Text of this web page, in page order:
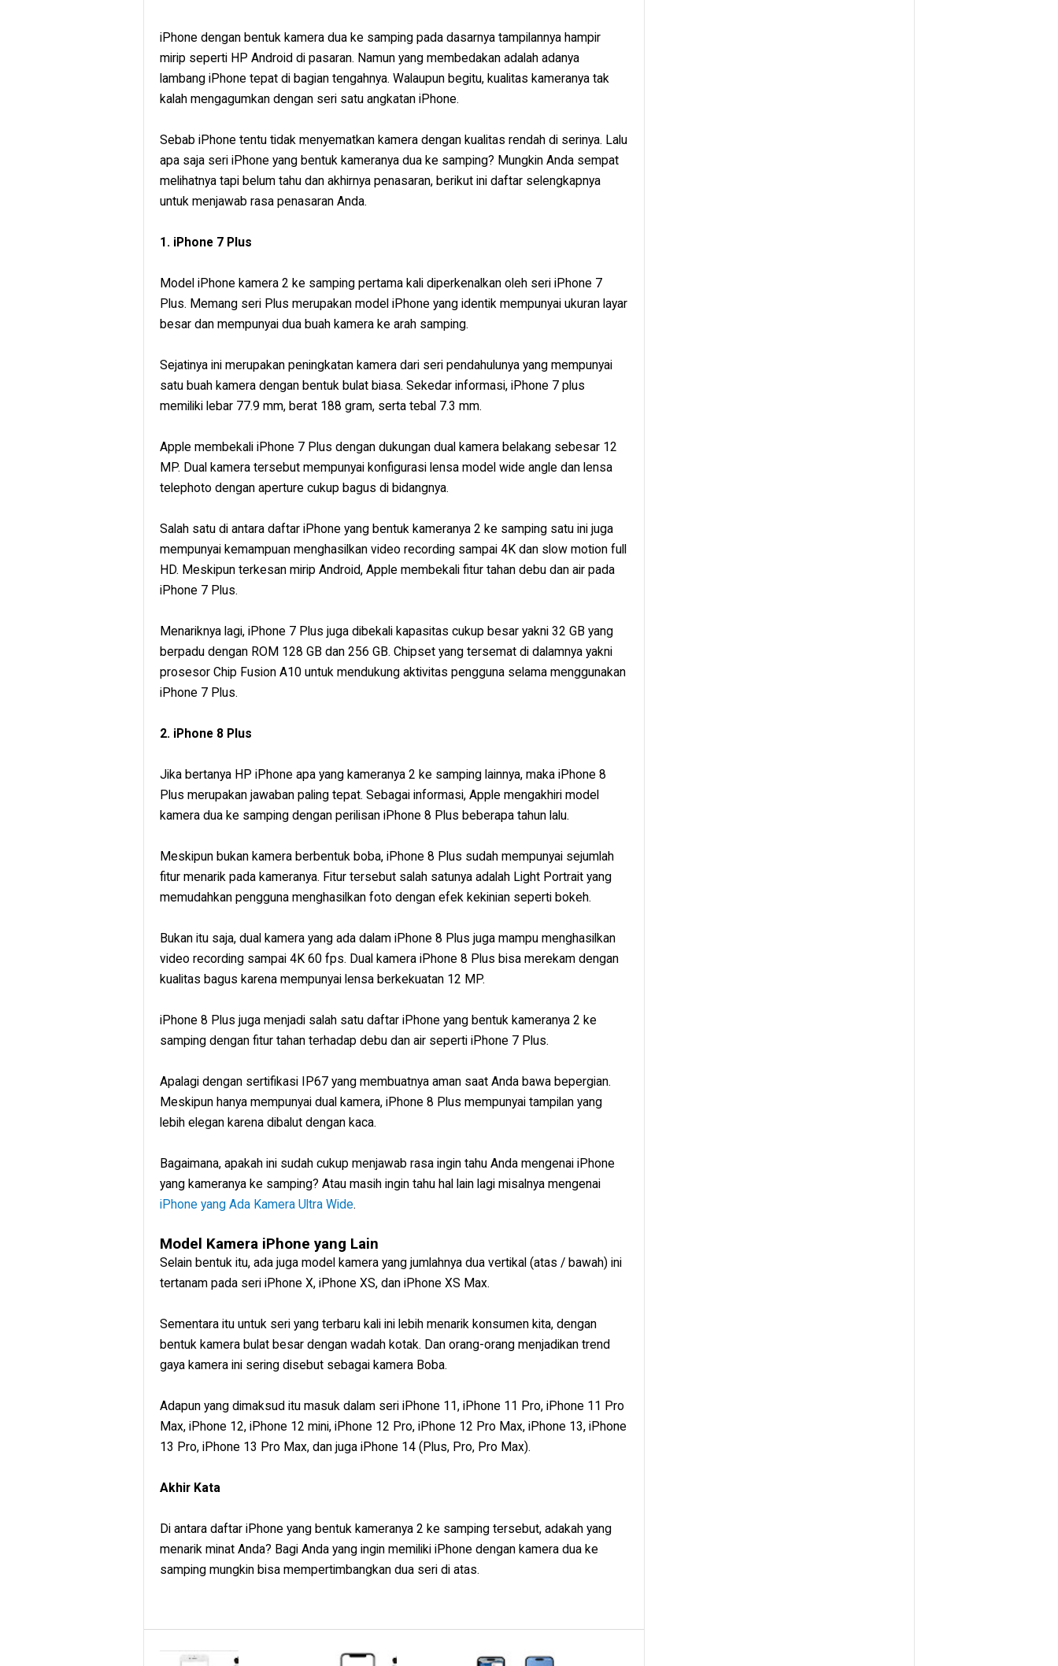
iPhone dengan bentuk kamera dua ke samping pada dasarnya tampilannya hampir
mirip seperti HP Android di pasaran. Namun yang membedakan adalah adanya
lambang iPhone tepat di bagian tengahnya. Walaupun begitu, kualitas kameranya tak
kalah mengagumkan dengan seri satu angkatan iPhone.
Sebab iPhone tentu tidak menyematkan kamera dengan kualitas rendah di serinya. Lalu
apa saja seri iPhone yang bentuk kameranya dua ke samping? Mungkin Anda sempat
melihatnya tapi belum tahu dan akhirnya penasaran, berikut ini daftar selengkapnya
untuk menjawab rasa penasaran Anda.
1. iPhone 7 Plus
Model iPhone kamera 2 ke samping pertama kali diperkenalkan oleh seri iPhone 7
Plus. Memang seri Plus merupakan model iPhone yang identik mempunyai ukuran layar
besar dan mempunyai dua buah kamera ke arah samping.
Sejatinya ini merupakan peningkatan kamera dari seri pendahulunya yang mempunyai
satu buah kamera dengan bentuk bulat biasa. Sekedar informasi, iPhone 7 plus
memiliki lebar 77.9 mm, berat 188 gram, serta tebal 7.3 mm.
Apple membekali iPhone 7 Plus dengan dukungan dual kamera belakang sebesar 12
MP. Dual kamera tersebut mempunyai konfigurasi lensa model wide angle dan lensa
telephoto dengan aperture cukup bagus di bidangnya.
Salah satu di antara daftar iPhone yang bentuk kameranya 2 ke samping satu ini juga
mempunyai kemampuan menghasilkan video recording sampai 4K dan slow motion full
HD. Meskipun terkesan mirip Android, Apple membekali fitur tahan debu dan air pada
iPhone 7 Plus.
Menariknya lagi, iPhone 7 Plus juga dibekali kapasitas cukup besar yakni 32 GB yang
berpadu dengan ROM 128 GB dan 256 GB. Chipset yang tersemat di dalamnya yakni
prosesor Chip Fusion A10 untuk mendukung aktivitas pengguna selama menggunakan
iPhone 7 Plus.
2. iPhone 8 Plus
Jika bertanya HP iPhone apa yang kameranya 2 ke samping lainnya, maka iPhone 8
Plus merupakan jawaban paling tepat. Sebagai informasi, Apple mengakhiri model
kamera dua ke samping dengan perilisan iPhone 8 Plus beberapa tahun lalu.
Meskipun bukan kamera berbentuk boba, iPhone 8 Plus sudah mempunyai sejumlah
fitur menarik pada kameranya. Fitur tersebut salah satunya adalah Light Portrait yang
memudahkan pengguna menghasilkan foto dengan efek kekinian seperti bokeh.
Bukan itu saja, dual kamera yang ada dalam iPhone 8 Plus juga mampu menghasilkan
video recording sampai 4K 60 fps. Dual kamera iPhone 8 Plus bisa merekam dengan
kualitas bagus karena mempunyai lensa berkekuatan 12 MP.
iPhone 8 Plus juga menjadi salah satu daftar iPhone yang bentuk kameranya 2 ke
samping dengan fitur tahan terhadap debu dan air seperti iPhone 7 Plus.
Apalagi dengan sertifikasi IP67 yang membuatnya aman saat Anda bawa bepergian.
Meskipun hanya mempunyai dual kamera, iPhone 8 Plus mempunyai tampilan yang
lebih elegan karena dibalut dengan kaca.
Bagaimana, apakah ini sudah cukup menjawab rasa ingin tahu Anda mengenai iPhone
yang kameranya ke samping? Atau masih ingin tahu hal lain lagi misalnya mengenai
iPhone yang Ada Kamera Ultra Wide.
Model Kamera iPhone yang Lain
Selain bentuk itu, ada juga model kamera yang jumlahnya dua vertikal (atas / bawah) ini
tertanam pada seri iPhone X, iPhone XS, dan iPhone XS Max.
Sementara itu untuk seri yang terbaru kali ini lebih menarik konsumen kita, dengan
bentuk kamera bulat besar dengan wadah kotak. Dan orang-orang menjadikan trend
gaya kamera ini sering disebut sebagai kamera Boba.
Adapun yang dimaksud itu masuk dalam seri iPhone 11, iPhone 11 Pro, iPhone 11 Pro
Max, iPhone 12, iPhone 12 mini, iPhone 12 Pro, iPhone 12 Pro Max, iPhone 13, iPhone
13 Pro, iPhone 13 Pro Max, dan juga iPhone 14 (Plus, Pro, Pro Max).
Akhir Kata
Di antara daftar iPhone yang bentuk kameranya 2 ke samping tersebut, adakah yang
menarik minat Anda? Bagi Anda yang ingin memiliki iPhone dengan kamera dua ke
samping mungkin bisa mempertimbangkan dua seri di atas.